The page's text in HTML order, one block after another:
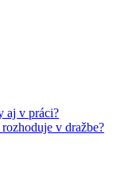
aj v práci?
v dražbe?